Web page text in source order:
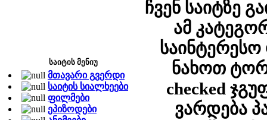
საიტის მენიუ
მთავარი გვერდი
საიტის სიალხეები
ფილმები
ეპიზოდები
ჩვენ საიტზე
ამ
ნახოთ
checked
ვარდება